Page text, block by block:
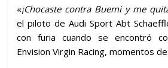
«¡Chocaste contra Buemi y me
el piloto de Audi Sport Abt
con furia cuando se encontró
Envision Virgin Racing, momentos